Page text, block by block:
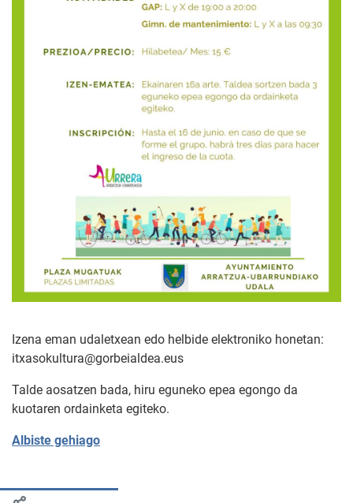
Izena eman udaletxean edo helbide elektroniko honetan:
itxasokultura@gorbeialdea.eus
Talde aosatzen bada, hiru eguneko epea egongo da
kuotaren ordainketa egiteko.
Albiste gehiago